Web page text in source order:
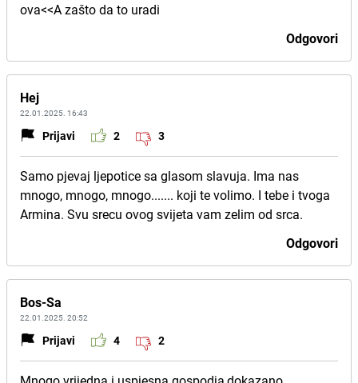
ova<<A zašto da to uradi
Odgovori
Hej
22.01.2025. 16:43
Prijavi 2 3
Samo pjevaj ljepotice sa glasom slavuja. Ima nas
mnogo, mnogo, mnogo....... koji te volimo. I tebe i tvoga
Armina. Svu srecu ovog svijeta vam zelim od srca.
Odgovori
Bos-Sa
22.01.2025. 20:52
Prijavi 4 2